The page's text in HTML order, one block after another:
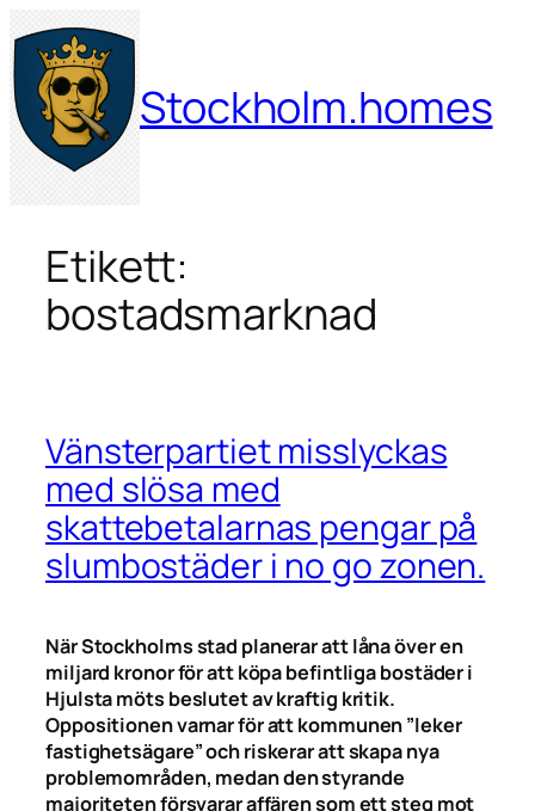
Hoppa
till
innehåll
Stockholm.homes
Etikett:
bostadsmarknad
Vänsterpartiet misslyckas
med slösa med
skattebetalarnas pengar på
slumbostäder i no go zonen.
När Stockholms stad planerar att låna över en
miljard kronor för att köpa befintliga bostäder i
Hjulsta möts beslutet av kraftig kritik.
Oppositionen varnar för att kommunen ”leker
fastighetsägare” och riskerar att skapa nya
problemområden, medan den styrande
majoriteten försvarar affären som ett steg mot